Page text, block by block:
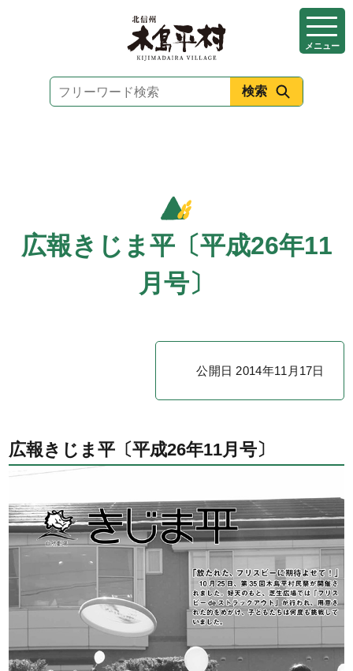
メニュー
広報きじま平〔平成26年11
月号〕
公開日 2014年11月17日
広報きじま平〔平成26年11月号〕